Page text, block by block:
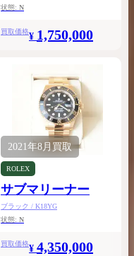
状態: N
買取価格¥ 1,750,000
2021年8月買取
ROLEX
サブマリーナー
ブラック / K18YG
状態: N
買取価格¥ 4,350,000